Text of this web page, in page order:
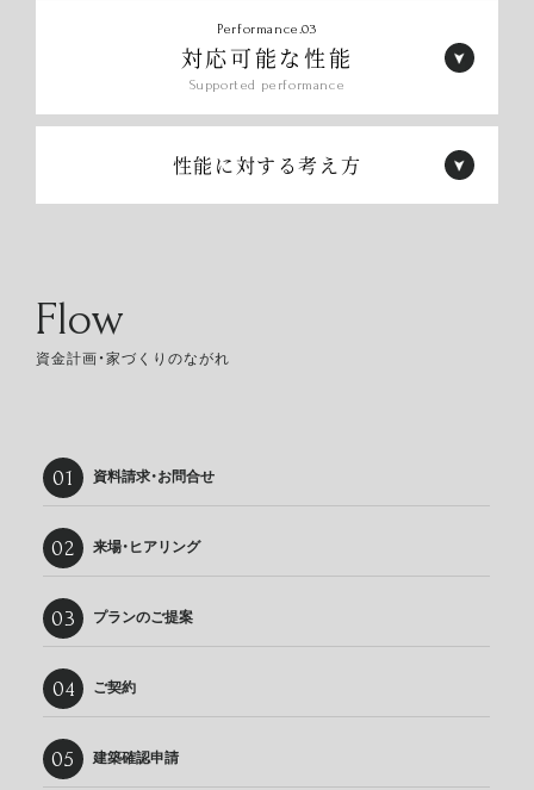
Performance.03
対応可能な性能
Supported performance
性能に対する考え方
Flow
資金計画・家づくりのながれ
資料請求・お問合せ
来場・ヒアリング
プランのご提案
ご契約
建築確認申請